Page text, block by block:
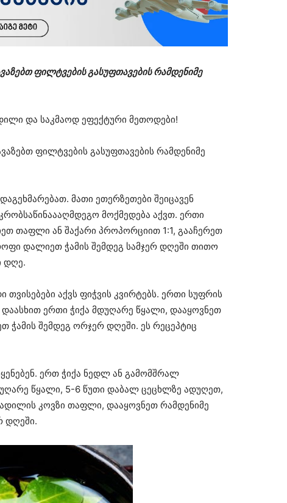
ფილტვების გასუფთავების რამდენიმე
და საკმაოდ ეფექტური მეთოდები!
ფილტვების გასუფთავების რამდენიმე
მათი ეთერზეთები შეიცავენ
მოქმედება აქვთ. ერთი
თაფლი ან შაქარი პროპორციით 1:1, გააჩერეთ
დალიეთ ჭამის შემდეგ სამჯერ დღეში თითო
დღე.
აქვს ფიჭვის კვირტებს. ერთი სუფრის
ერთი ჭიქა მდუღარე წყალი, დააყოვნეთ
შემდეგ ორჯერ დღეში. ეს რეცეპტიც
ერთ ჭიქა ნედლ ან გამომშრალ
წყალი, 5-6 წუთი დაბალ ცეცხლზე ადუღეთ,
კოვზი თაფლი, დააყოვნეთ რამდენიმე
დღეში.